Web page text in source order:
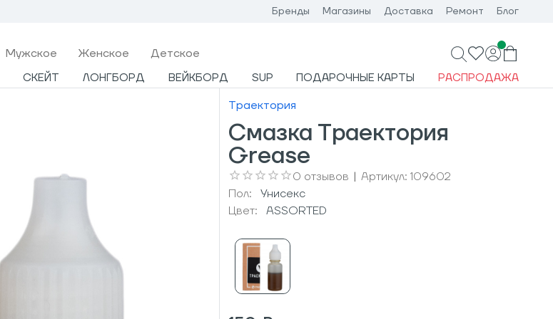
Бренды Магазины Доставка Ремонт Блог
Мужcкое Женское Детское
СКЕЙТ ЛОНГБОРД ВЕЙКБОРД SUP ПОДАРОЧНЫЕ КАРТЫ РАСПРОДАЖА
Траектория
Смазка Траектория
Grease
0 отзывов | Артикул: 109602
Пол:
Унисекс
Цвет:
ASSORTED